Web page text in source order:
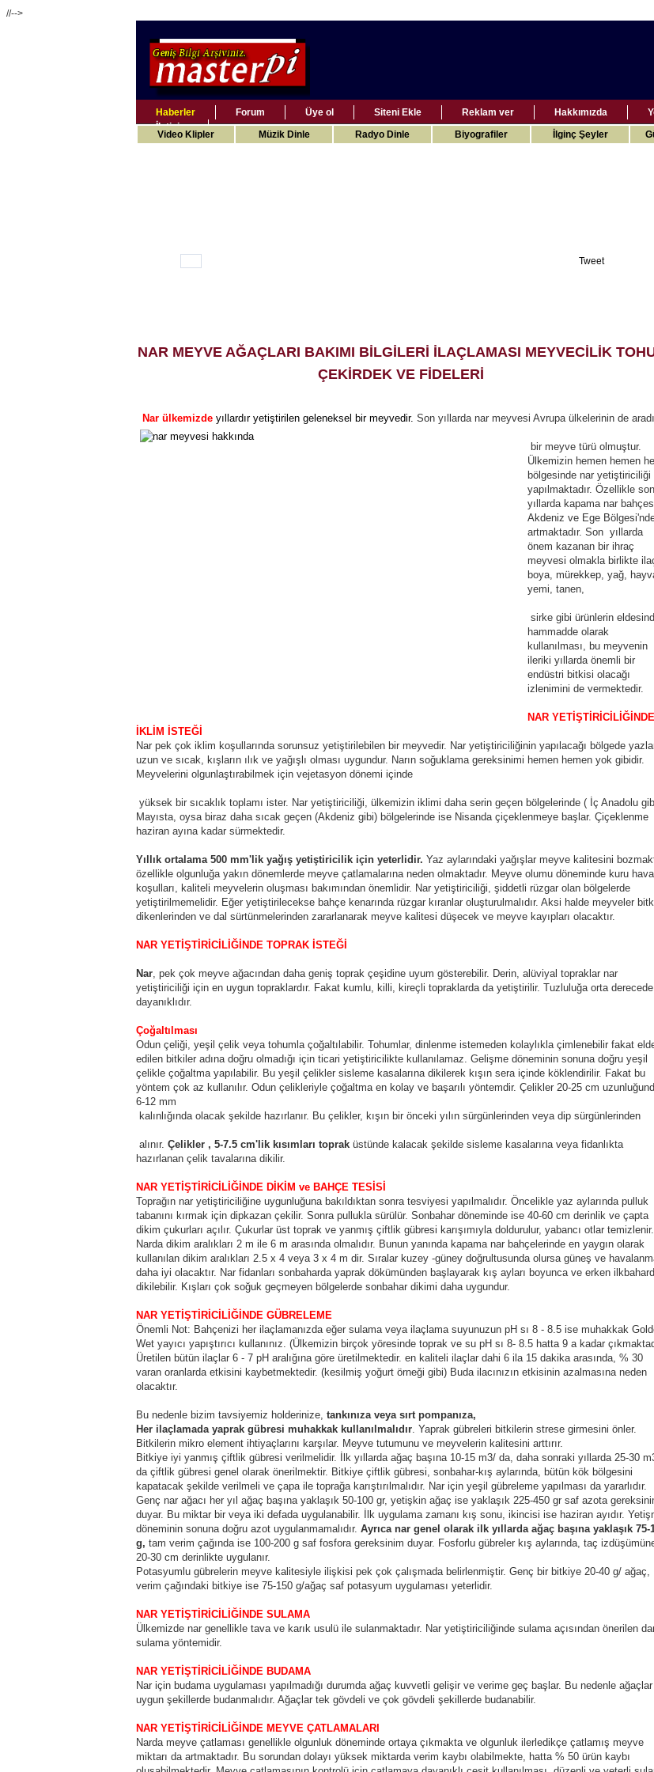
//-->
Haberler Forum Üye ol Siteni Ekle Reklam ver Hakkımızda
İletişim
Video Klipler Müzik Dinle Radyo Dinle Biyografiler İlginç Şeyler
Tweet
NAR MEYVE AĞAÇLARI BAKIMI BİLGİLERİ İLAÇLAMASI MEYVECİLİK
ÇEKİRDEK VE FİDELERİ
Nar ülkemizde yıllardır yetiştirilen geleneksel bir meyvedir. Son yıllarda nar meyvesi Avrupa ülkelerinin de
bir meyve türü olmuştur.
Ülkemizin hemen hemen
bölgesinde nar yetiştiriciliği
yapılmaktadır. Özellikle son
yıllarda kapama nar
Akdeniz ve Ege
artmaktadır. Son yıllarda
önem kazanan bir ihraç
meyvesi olmakla birlikte
boya, mürekkep, yağ,
yemi, tanen,
sirke gibi ürünlerin
hammadde olarak
kullanılması, bu meyvenin
ileriki yıllarda önemli bir
endüstri bitkisi olacağı
izlenimini de vermektedir.
NAR YETİŞTİRİCİLİĞİNDE
İKLİM İSTEĞİ
Nar pek çok iklim koşullarında sorunsuz yetiştirilebilen bir meyvedir. Nar yetiştiriciliğinin yapılacağı bölgede
uzun ve sıcak, kışların ılık ve yağışlı olması uygundur. Narın soğuklama gereksinimi hemen hemen yok gibidir.
Meyvelerini olgunlaştırabilmek için vejetasyon dönemi içinde
yüksek bir sıcaklık toplamı ister. Nar yetiştiriciliği, ülkemizin iklimi daha serin geçen bölgelerinde ( İç Anadolu
Mayısta, oysa biraz daha sıcak geçen (Akdeniz gibi) bölgelerinde ise Nisanda çiçeklenmeye başlar. Çiçeklenme
haziran ayına kadar sürmektedir.
Yıllık ortalama 500 mm'lik yağış yetiştiricilik için yeterlidir. Yaz aylarındaki yağışlar meyve kalitesini
özellikle olgunluğa yakın dönemlerde meyve çatlamalarına neden olmaktadır. Meyve olumu döneminde kuru hava
koşulları, kaliteli meyvelerin oluşması bakımından önemlidir. Nar yetiştiriciliği, şiddetli rüzgar olan bölgelerde
yetiştirilmemelidir. Eğer yetiştirilecekse bahçe kenarında rüzgar kıranlar oluşturulmalıdır. Aksi halde meyveler
dikenlerinden ve dal sürtünmelerinden zararlanarak meyve kalitesi düşecek ve meyve kayıpları olacaktır.
NAR YETİŞTİRİCİLİĞİNDE TOPRAK İSTEĞİ
Nar, pek çok meyve ağacından daha geniş toprak çeşidine uyum gösterebilir. Derin, alüviyal topraklar nar
yetiştiriciliği için en uygun topraklardır. Fakat kumlu, killi, kireçli topraklarda da yetiştirilir. Tuzluluğa orta derecede
dayanıklıdır.
Çoğaltılması
Odun çeliği, yeşil çelik veya tohumla çoğaltılabilir. Tohumlar, dinlenme istemeden kolaylıkla çimlenebilir fakat
edilen bitkiler adına doğru olmadığı için ticari yetiştiricilikte kullanılamaz. Gelişme döneminin sonuna doğru yeşil
çelikle çoğaltma yapılabilir. Bu yeşil çelikler sisleme kasalarına dikilerek kışın sera içinde köklendirilir. Fakat bu
yöntem çok az kullanılır. Odun çelikleriyle çoğaltma en kolay ve başarılı yöntemdir. Çelikler 20-25 cm
6-12 mm
kalınlığında olacak şekilde hazırlanır. Bu çelikler, kışın bir önceki yılın sürgünlerinden veya dip sürgünlerinden
alınır. Çelikler , 5-7.5 cm'lik kısımları toprak üstünde kalacak şekilde sisleme kasalarına veya fidanlıkta
hazırlanan çelik tavalarına dikilir.
NAR YETİŞTİRİCİLİĞİNDE DİKİM ve BAHÇE TESİSİ
Toprağın nar yetiştiriciliğine uygunluğuna bakıldıktan sonra tesviyesi yapılmalıdır. Öncelikle yaz aylarında pulluk
tabanını kırmak için dipkazan çekilir. Sonra pullukla sürülür. Sonbahar döneminde ise 40-60 cm derinlik ve çapta
dikim çukurları açılır. Çukurlar üst toprak ve yanmış çiftlik gübresi karışımıyla doldurulur, yabancı otlar temizlenir.
Narda dikim aralıkları 2 m ile 6 m arasında olmalıdır. Bunun yanında kapama nar bahçelerinde en yaygın olarak
kullanılan dikim aralıkları 2.5 x 4 veya 3 x 4 m dir. Sıralar kuzey -güney doğrultusunda olursa güneş ve
daha iyi olacaktır. Nar fidanları sonbaharda yaprak dökümünden başlayarak kış ayları boyunca ve erken
dikilebilir. Kışları çok soğuk geçmeyen bölgelerde sonbahar dikimi daha uygundur.
NAR YETİŞTİRİCİLİĞİNDE GÜBRELEME
Önemli Not: Bahçenizi her ilaçlamanızda eğer sulama veya ilaçlama suyunuzun pH sı 8 - 8.5 ise muhakkak
Wet yayıcı yapıştırıcı kullanınız. (Ülkemizin birçok yöresinde toprak ve su pH sı 8- 8.5 hatta 9 a kadar
Üretilen bütün ilaçlar 6 - 7 pH aralığına göre üretilmektedir. en kaliteli ilaçlar dahi 6 ila 15 dakika arasında, % 30
varan oranlarda etkisini kaybetmektedir. (kesilmiş yoğurt örneği gibi) Buda ilacınızın etkisinin azalmasına neden
olacaktır.
Bu nedenle bizim tavsiyemiz holderinize, tankınıza veya sırt pompanıza,
Her ilaçlamada yaprak gübresi muhakkak kullanılmalıdır. Yaprak gübreleri bitkilerin strese girmesini önler.
Bitkilerin mikro element ihtiyaçlarını karşılar. Meyve tutumunu ve meyvelerin kalitesini arttırır.
Bitkiye iyi yanmış çiftlik gübresi verilmelidir. İlk yıllarda ağaç başına 10-15 m3/ da, daha sonraki yıllarda 25-30
da çiftlik gübresi genel olarak önerilmektir. Bitkiye çiftlik gübresi, sonbahar-kış aylarında, bütün kök bölgesini
kapatacak şekilde verilmeli ve çapa ile toprağa karıştırılmalıdır. Nar için yeşil gübreleme yapılması da yararlıdır.
Genç nar ağacı her yıl ağaç başına yaklaşık 50-100 gr, yetişkin ağaç ise yaklaşık 225-450 gr saf azota
duyar. Bu miktar bir veya iki defada uygulanabilir. İlk uygulama zamanı kış sonu, ikincisi ise haziran ayıdır.
döneminin sonuna doğru azot uygulanmamalıdır. Ayrıca nar genel olarak ilk yıllarda ağaç başına yaklaşık 75-
g, tam verim çağında ise 100-200 g saf fosfora gereksinim duyar. Fosforlu gübreler kış aylarında, taç
20-30 cm derinlikte uygulanır.
Potasyumlu gübrelerin meyve kalitesiyle ilişkisi pek çok çalışmada belirlenmiştir. Genç bir bitkiye 20-40 g/ ağaç,
verim çağındaki bitkiye ise 75-150 g/ağaç saf potasyum uygulaması yeterlidir.
NAR YETİŞTİRİCİLİĞİNDE SULAMA
Ülkemizde nar genellikle tava ve karık usulü ile sulanmaktadır. Nar yetiştiriciliğinde sulama açısından önerilen
sulama yöntemidir.
NAR YETİŞTİRİCİLİĞİNDE BUDAMA
Nar için budama uygulaması yapılmadığı durumda ağaç kuvvetli gelişir ve verime geç başlar. Bu nedenle ağaçlar
uygun şekillerde budanmalıdır. Ağaçlar tek gövdeli ve çok gövdeli şekillerde budanabilir.
NAR YETİŞTİRİCİLİĞİNDE MEYVE ÇATLAMALARI
Narda meyve çatlaması genellikle olgunluk döneminde ortaya çıkmakta ve olgunluk ilerledikçe çatlamış meyve
miktarı da artmaktadır. Bu sorundan dolayı yüksek miktarda verim kaybı olabilmekte, hatta % 50 ürün kaybı